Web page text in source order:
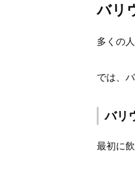
バリ
多くの
では、
バリ
最初に